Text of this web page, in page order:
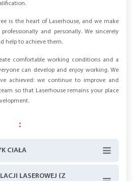
is the heart of Laserhouse, and we make
and personally. We sincerely
help to achieve them.
comfortable working conditions and a
can develop and enjoy working. We
achieved: we continue to improve and
so that Laserhouse remains your place
:
CIAŁA
LASEROWEJ (Z